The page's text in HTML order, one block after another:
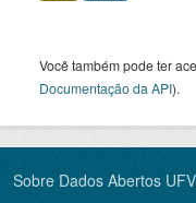
Você também pode ter
Documentação da API).
Sobre Dados Abertos